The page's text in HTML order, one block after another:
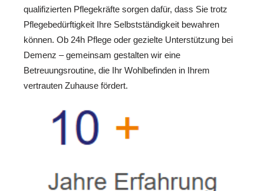
qualifizierten Pflegekräfte sorgen dafür, dass Sie trotz
Pflegebedürftigkeit Ihre Selbstständigkeit bewahren
können. Ob 24h Pflege oder gezielte Unterstützung bei
Demenz – gemeinsam gestalten wir eine
Betreuungsroutine, die Ihr Wohlbefinden in Ihrem
vertrauten Zuhause fördert.